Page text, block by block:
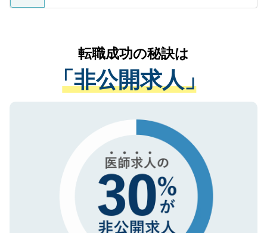
ているすべての個人データはご本人の許可
は、個人情報の取り扱いについての厳密な
管理基準を満たした事業者のみに付与され
る、プライバシーマークを取得済みです。
で、機密保持に関してもご安心ください。
かがいして、現在の医療機関の状況や紹介
経験をまじえながら、適切なアドバイスを
させていただきます。すぐにご転職をされ
ない方には、長期的なサポートが可能です
ので、まずはご登録ください。
転職成功の秘訣は
「非公開求人」